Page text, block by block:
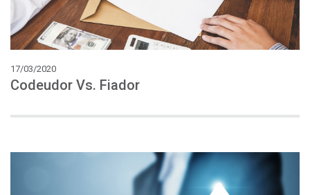
17/03/2020
Codeudor Vs. Fiador